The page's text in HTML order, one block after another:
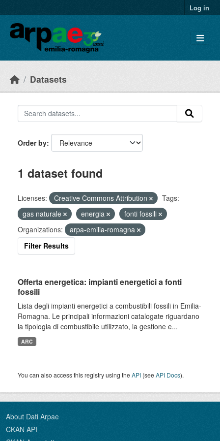
Log in
Datasets
Order by
1 dataset found
Licenses: Creative Commons Attribution
Tags:
gas naturale
energia
fonti fossili
Organizations:
arpa-emilia-romagna
Filter Results
Offerta energetica: impianti energetici a fonti
fossili
Lista degli impianti energetici a combustibili fossili in Emilia-
Romagna. Le principali informazioni catalogate riguardano
la tipologia di combustibile utilizzato, la gestione e...
ARC
You can also access this registry using theAPI (seeAPI Docs).
About Dati Arpae
CKAN API